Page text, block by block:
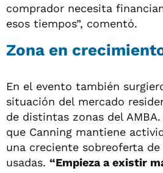
comprador necesita
esos tiempos”, comentó.
Zona en
En el evento también
situación del mercado
de distintas zonas del
que Canning mantiene
una creciente sobreoferta de
usadas. “Empieza a existir